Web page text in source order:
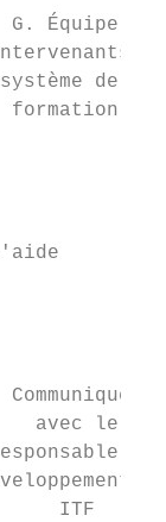
Équipe
de
avec le
de
ITF